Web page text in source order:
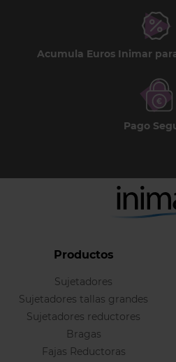
Acumula Euros Inimar
Pago
Productos
Sujetadores
Sujetadores tallas grandes
Sujetadores reductores
Bragas
Fajas Reductoras